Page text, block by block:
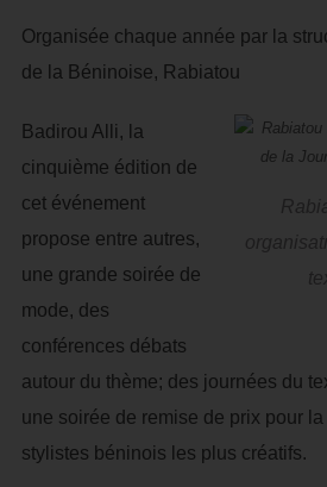
Organisée chaque année par la
de la Béninoise, Rabiatou
Badirou Alli, la
cinquième édition de
cet événement
propose entre autres,
une grande soirée de
mode, des
conférences débats
autour du thème; des journées du
une soirée de remise de prix pour
stylistes béninois les plus créatifs.